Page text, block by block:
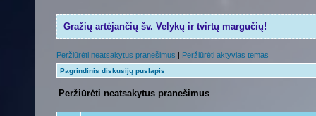
Gražių artėjančių šv. Velykų ir tvirtų margučių!
Peržiūrėti neatsakytus pranešimus | Peržiūrėti aktyvias temas
Pagrindinis diskusijų puslapis
Peržiūrėti neatsakytus pranešimus